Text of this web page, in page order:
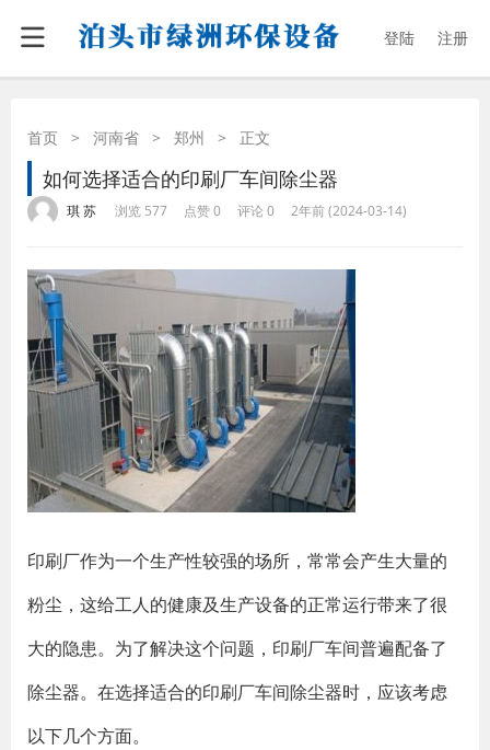
登陆 注册
首页 > 河南省 > 郑州 > 正文
如何选择适合的印刷厂车间除尘器
琪 苏 浏览 577 点赞 0 评论 0 2年前 (2024-03-14)
印刷厂作为一个生产性较强的场所，常常会产生大量的
粉尘，这给工人的健康及生产设备的正常运行带来了很
大的隐患。为了解决这个问题，印刷厂车间普遍配备了
除尘器。在选择适合的印刷厂车间除尘器时，应该考虑
以下几个方面。